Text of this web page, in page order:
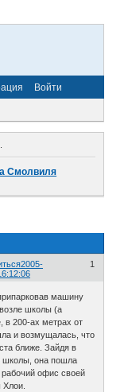
Войти
Смолвиля
1
2005-
машину
школы (а
в 200-ах метрах от
и возмущалась, что
ближе. Зайдя в
школы, она пошла
рабочий офис своей
Хлои.